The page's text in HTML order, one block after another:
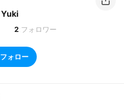
Yuki
2 フォロワー
フォロー